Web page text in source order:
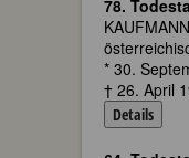
78.
KAUFMANN
* 30.
† 26. April
Details